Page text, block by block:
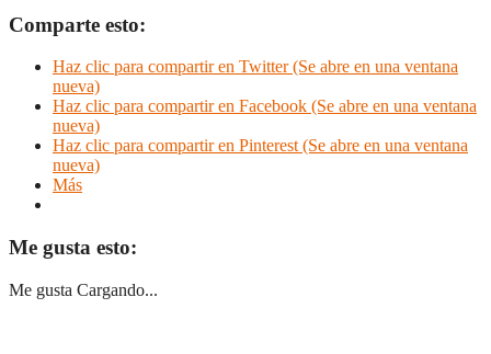
Comparte esto:
Haz clic para compartir en Twitter (Se abre en una ventana
nueva)
Haz clic para compartir en Facebook (Se abre en una ventana
nueva)
Haz clic para compartir en Pinterest (Se abre en una ventana
nueva)
Más
Me gusta esto:
Me gusta Cargando...